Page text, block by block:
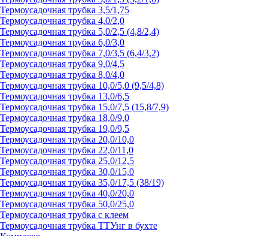
Термоусадочная трубка 3,5/1,75
Термоусадочная трубка 4,0/2,0
Термоусадочная трубка 5,0/2,5 (4,8/2,4)
Термоусадочная трубка 6,0/3,0
Термоусадочная трубка 7,0/3,5 (6,4/3,2)
Термоусадочная трубка 9,0/4,5
Термоусадочная трубка 8,0/4,0
Термоусадочная трубка 10,0/5,0 (9,5/4,8)
Термоусадочная трубка 13,0/6,5
Термоусадочная трубка 15,0/7,5 (15,8/7,9)
Термоусадочная трубка 18,0/9,0
Термоусадочная трубка 19,0/9,5
Термоусадочная трубка 20,0/10,0
Термоусадочная трубка 22,0/11,0
Термоусадочная трубка 25,0/12,5
Термоусадочная трубка 30,0/15,0
Термоусадочная трубка 35,0/17,5 (38/19)
Термоусадочная трубка 40,0/20,0
Термоусадочная трубка 50,0/25,0
Термоусадочная трубка с клеем
Термоусадочная трубка ТТУнг в бухте